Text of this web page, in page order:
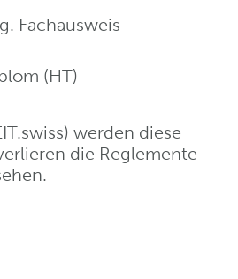
Fachausweis
(HT)
werden diese
die Reglemente